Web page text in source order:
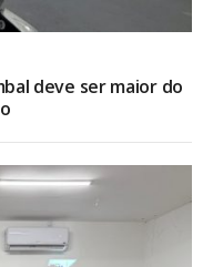
deve ser maior do